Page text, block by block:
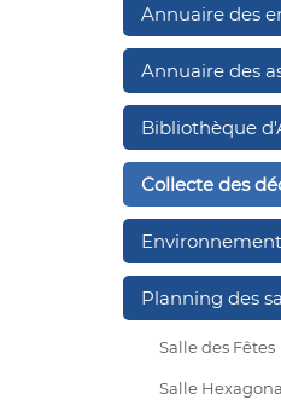
Annuaire des
Annuaire des
Bibliothèque
Collecte des
Environnement
Planning des
Salle des Fêtes
Salle